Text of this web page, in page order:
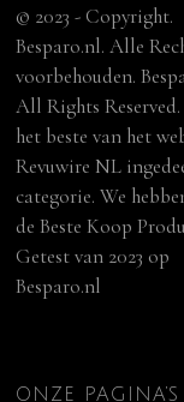
© 2023 - Copyright.
Besparo.nl. Alle
voorbehouden.
All Rights
het beste van het
Revuwire NL
categorie. We
deBeste Koop
Getest van 2023 op
Besparo.nl
ONZE PAGINA’S